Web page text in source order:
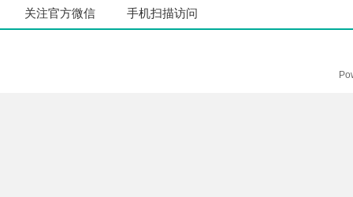
关注官方微信 手机扫描访问